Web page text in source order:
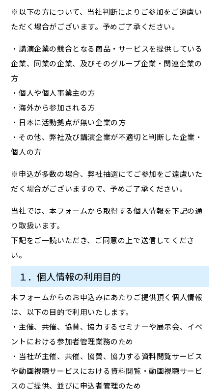
※以下の方について、当社判断によりご参加をご遠慮い
ただく場合がございます。予めご了承ください。
・講演企業の競合となる商品・サービスを提供している
企業、同業の企業、及びそのグループ企業・関連企業の
方
・個人や個人事業主の方
・海外から参加される方
・日本に活動拠点が無い企業の方
・その他、弊社及び講演企業が不適切と判断した企業・
個人の方
※申込が多数の場合、弊社抽選にてご参加をご遠慮いた
だく場合がございますので、予めご了承ください。
当社では、本フォームから取得する個人情報を下記の通
り取扱います。
下記をご一読いただき、ご同意の上で送信してくださ
い。
１．個人情報の利用目的
本フォームからのお申込みにあたりご提供頂く個人情報
は、以下の目的で利用いたします。
・主催、共催、協賛、協力するセミナーや展示会、イベ
ントにおける参加者管理業務のため
・当社が主催、共催、協賛、協力する資料閲覧サービス
や動画視聴サービスにおける資料閲覧・動画視聴サービ
スのご提供、並びに申込者管理のため